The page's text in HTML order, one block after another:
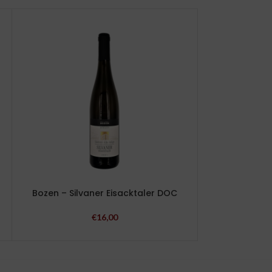
Bozen – Silvaner Eisacktaler DOC
€16,00